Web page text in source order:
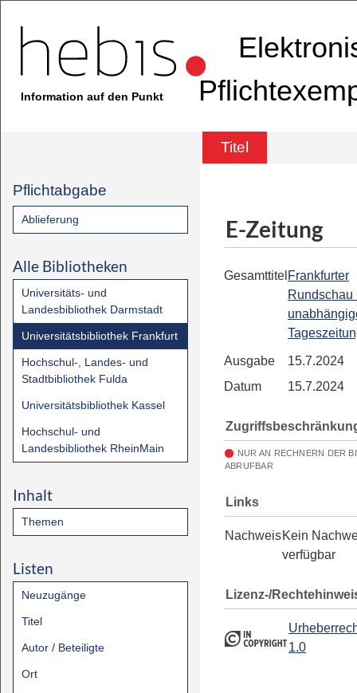
Information auf den Punkt
Titel
Pflichtabgabe
Ablieferung
Alle Bibliotheken
Universitäts- und
Landesbibliothek Darmstadt
Universitätsbibliothek Frankfurt
Hochschul-, Landes- und
Stadtbibliothek Fulda
Universitätsbibliothek Kassel
Hochschul- und
Landesbibliothek RheinMain
Inhalt
Themen
Listen
Neuzugänge
Titel
Autor / Beteiligte
Ort
E-Zeitung
Gesamttitel Frankfurter
Rundschau
Ausgabe
15.7.2024
Datum
15.7.2024
NUR AN RECHNERN DER
ABRUFBAR
Links
NachweisKein
verfügbar
Lizenz-/
1.0